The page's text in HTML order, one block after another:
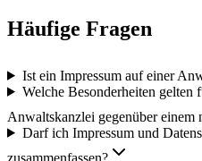
Häufige Fragen
Ist ein Impressum auf einer
Welche Besonderheiten gelten
Anwaltskanzlei gegenüber einem
Darf ich Impressum und
zusammenfassen?